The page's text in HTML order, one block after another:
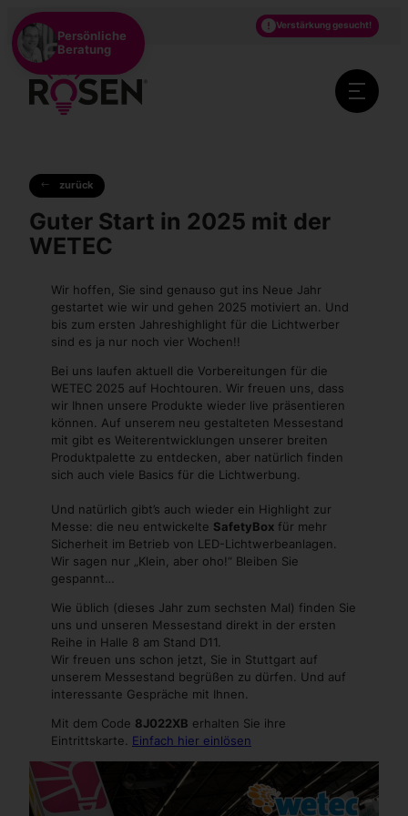
DE EN Verstärkung gesucht!
zurück
Guter Start in 2025 mit der
WETEC
Wir hoffen, Sie sind genauso gut ins Neue Jahr
gestartet wie wir und gehen 2025 motiviert an. Und
bis zum ersten Jahreshighlight für die Lichtwerber
sind es ja nur noch vier Wochen!!
Bei uns laufen aktuell die Vorbereitungen für die
WETEC 2025 auf Hochtouren. Wir freuen uns, dass
wir Ihnen unsere Produkte wieder live präsentieren
können. Auf unserem neu gestalteten Messestand
mit gibt es Weiterentwicklungen unserer breiten
Produktpalette zu entdecken, aber natürlich finden
sich auch viele Basics für die Lichtwerbung.
Und natürlich gibt’s auch wieder ein Highlight zur
Messe: die neu entwickelte SafetyBox für mehr
Sicherheit im Betrieb von LED-Lichtwerbeanlagen.
Wir sagen nur „Klein, aber oho!“ Bleiben Sie
gespannt…
Wie üblich (dieses Jahr zum sechsten Mal) finden Sie
uns und unseren Messestand direkt in der ersten
Reihe in Halle 8 am Stand D11.
Wir freuen uns schon jetzt, Sie in Stuttgart auf
unserem Messestand begrüßen zu dürfen. Und auf
interessante Gespräche mit Ihnen.
Mit dem Code 8J022XB erhalten Sie ihre
Eintrittskarte. Einfach hier einlösen
Persönliche
Beratung